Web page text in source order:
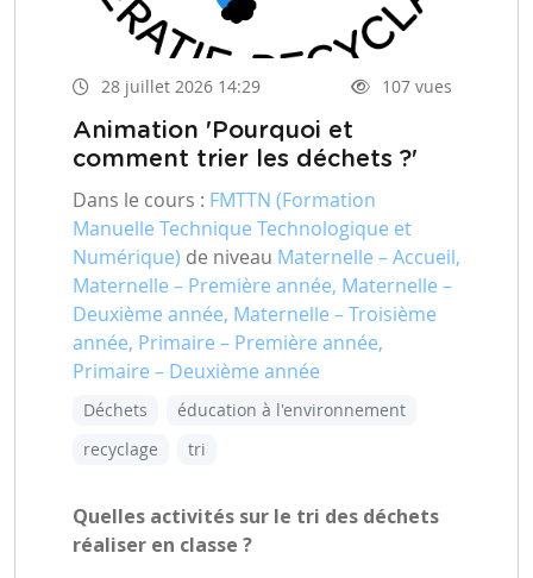
28 juillet 2026 14:29 107 vues
Animation 'Pourquoi et
comment trier les déchets ?'
Dans le cours : FMTTN (Formation
Manuelle Technique Technologique et
Numérique) de niveau Maternelle – Accueil,
Maternelle – Première année, Maternelle –
Deuxième année, Maternelle – Troisième
année, Primaire – Première année,
Primaire – Deuxième année
Déchets
éducation à l'environnement
recyclage
tri
Quelles activités sur le tri des déchets
réaliser en classe ?